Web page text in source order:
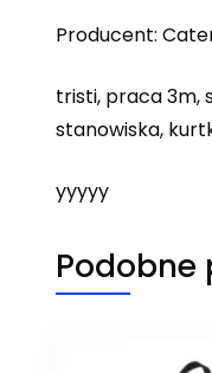
Producent:
tristi, praca 3m,
stanowiska,
yyyyy
Podobne